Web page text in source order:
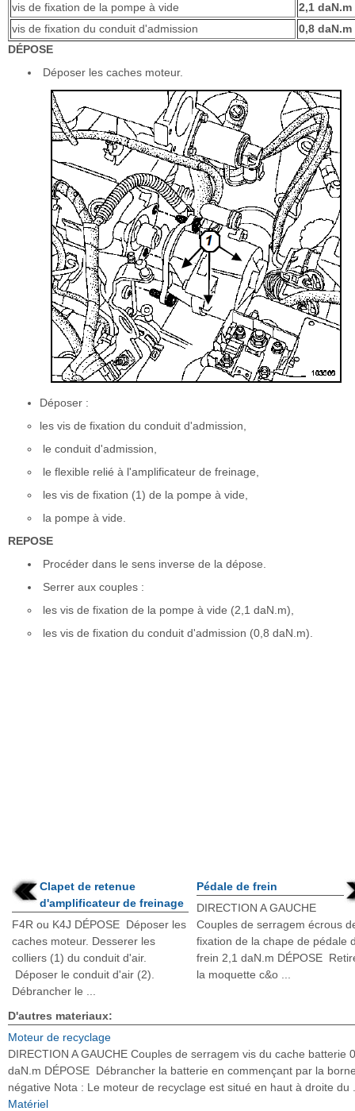
vis de fixation de la pompe à vide
2,1 daN.m
vis de fixation du conduit d'admission
0,8 daN.m
DÉPOSE
Déposer les caches moteur.
Déposer :
les vis de fixation du conduit d'admission,
le conduit d'admission,
le flexible relié à l'amplificateur de freinage,
les vis de fixation (1) de la pompe à vide,
la pompe à vide.
REPOSE
Procéder dans le sens inverse de la dépose.
Serrer aux couples :
les vis de fixation de la pompe à vide (2,1 daN.m),
les vis de fixation du conduit d'admission (0,8 daN.m).
Clapet de retenue
d'amplificateur de freinage
F4R ou K4J DÉPOSE Déposer les
caches moteur. Desserer les
colliers (1) du conduit d'air.
Déposer le conduit d'air (2).
Débrancher le ...
Pédale de frein
DIRECTION A GAUCHE
Couples de serragem écrous
fixation de la chape de pédale
frein 2,1 daN.m DÉPOSE
la moquette c&o ...
D'autres materiaux:
Moteur de recyclage
DIRECTION A GAUCHE Couples de serragem vis du cache batterie
daN.m DÉPOSE Débrancher la batterie en commençant par la
négative Nota : Le moteur de recyclage est situé en haut à droite du
Matériel